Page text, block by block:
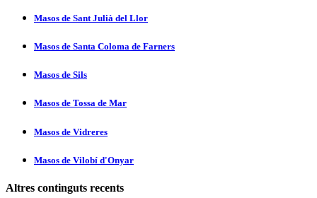
Masos de Sant Julià del Llor
Masos de Santa Coloma de Farners
Masos de Sils
Masos de Tossa de Mar
Masos de Vidreres
Masos de Vilobí d'Onyar
Altres continguts recents